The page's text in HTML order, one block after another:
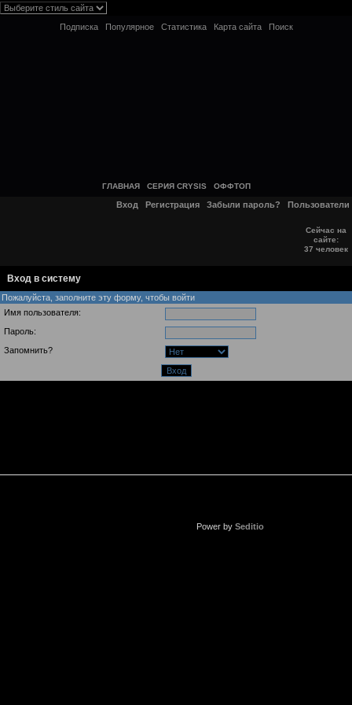
Подписка Популярное Статистика Карта сайта Поиск
ГЛАВНАЯ СЕРИЯ CRYSIS ОФФТОП
Вход Регистрация Забыли пароль? Пользователи
Сейчас на
сайте:
37 человек
Вход в систему
Пожалуйста, заполните эту форму, чтобы войти
Имя пользователя:
Пароль:
Запомнить?
Power by Seditio